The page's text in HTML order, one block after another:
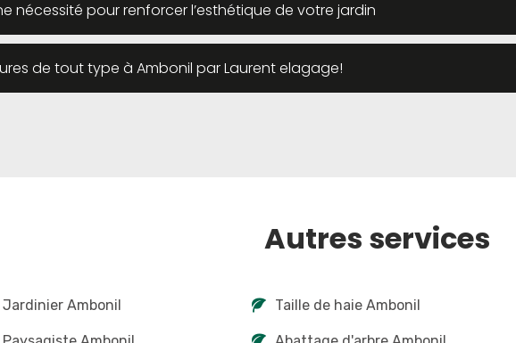
nécessité pour renforcer l’esthétique de votre jardin
de tout type à Ambonil par Laurent elagage!
Autres services
Jardinier Ambonil Taille de haie Ambonil